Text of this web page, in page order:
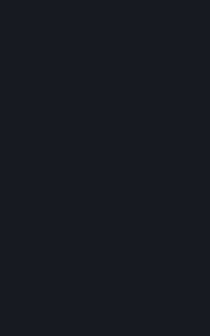
Говорете с
чрез текстов
без да
Поддържат